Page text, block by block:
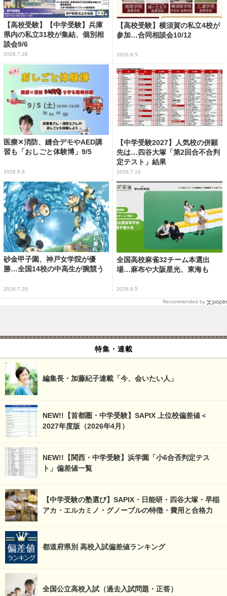
【高校受験】【中学受験】兵庫
県内の私立31校が集結、個別相
談会9/6
2026.7.28
【高校受験】横須賀の私立4校が
参加…合同相談会10/12
2026.8.5
医療✕消防、縫合デモやAED講
習も「おしごと体験博」9/5
2026.8.6
【中学受験2027】人気校の併願
先は…四谷大塚「第2回合不合判
定テスト」結果
2026.7.16
砂金甲子園、神戸女学院が優
勝…全国14校の中高生が腕競う
2026.7.29
全国高校麻雀32チーム本選出
場…麻布や大阪星光、東海も
2026.8.5
Recommended by
特集・連載
編集長・加藤紀子連載「今、会いたい人」
NEW!!【首都圏・中学受験】SAPIX 上位校偏差値＜
2027年度版（2026年4月）
NEW!!【関西・中学受験】浜学園「小6合否判定テス
ト」偏差値一覧
【中学受験の塾選び】SAPIX・日能研・四谷大塚・早稲
アカ・エルカミノ・グノーブルの特徴・費用と合格力
都道府県別 高校入試偏差値ランキング
全国公立高校入試（過去入試問題・正答）